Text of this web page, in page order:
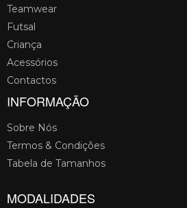
Teamwear
Futsal
Criança
Acessórios
Contactos
INFORMAÇÃO
Sobre Nós
Termos & Condições
Tabela de Tamanhos
MODALIDADES